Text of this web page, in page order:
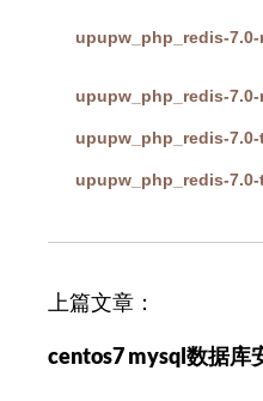
upupw_php_redis-
upupw_php_redis-
upupw_php_redis-
upupw_php_redis-
文
导
上篇文章：
centos7 mysql数据库